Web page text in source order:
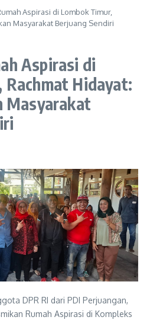
Aspirasi di Lombok Timur,
Masyarakat Berjuang Sendiri
Aspirasi di
Rachmat Hidayat:
Masyarakat
DPR RI dari PDI Perjuangan,
Rumah Aspirasi di Kompleks